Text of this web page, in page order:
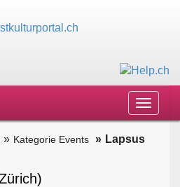
Toggle
Kategorie Events Lapsus